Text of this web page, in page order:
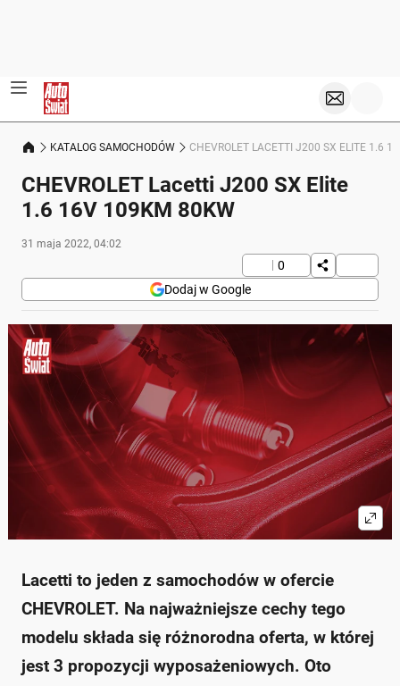
KATALOG SAMOCHODÓW CHEVROLET LACETTI J200 SX ELITE 1.6
CHEVROLET Lacetti J200 SX Elite
1.6 16V 109KM 80KW
31 maja 2022, 04:02
0
Dodaj w Google
Lacetti to jeden z samochodów w ofercie
CHEVROLET. Na najważniejsze cechy tego
modelu składa się różnorodna oferta, w której
jest 3 propozycji wyposażeniowych. Oto